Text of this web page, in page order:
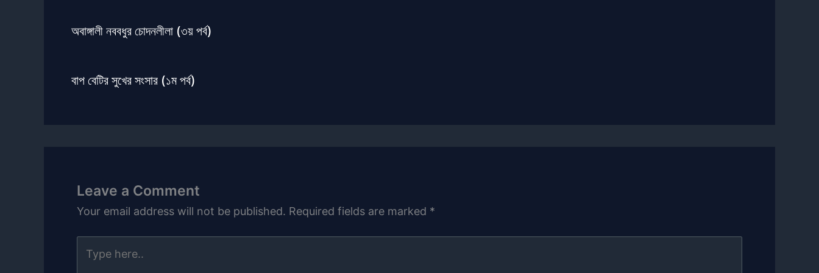
অবাঙ্গালী নববধুর চোদনলীলা (৩য় পর্ব)
বাপ বেটির সুখের সংসার (১ম পর্ব)
Leave a Comment
Your email address will not be published. Required fields are marked *
here..